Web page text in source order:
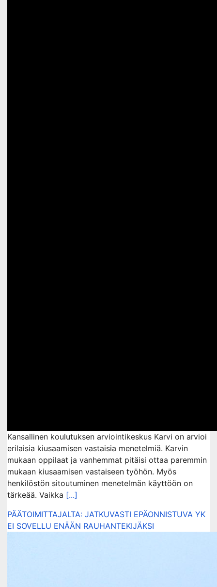
Kansallinen koulutuksen arviointikeskus Karvi on arvioi
erilaisia kiusaamisen vastaisia menetelmiä. Karvin
mukaan oppilaat ja vanhemmat pitäisi ottaa paremmin
mukaan kiusaamisen vastaiseen työhön. Myös
henkilöstön sitoutuminen menetelmän käyttöön on
tärkeää. Vaikka [...]
PÄÄTOIMITTAJALTA: JATKUVASTI EPÄONNISTUVA YK
EI SOVELLU ENÄÄN RAUHANTEKIJÄKSI